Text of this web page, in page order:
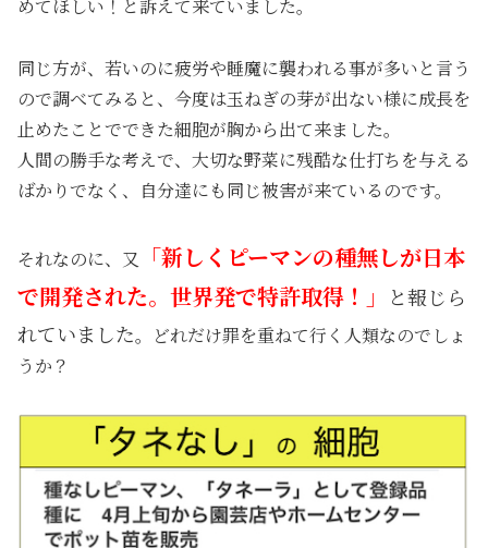
めてほしい！と訴えて来ていました。
同じ方が、若いのに疲労や睡魔に襲われる事が多いと言う
ので調べてみると、今度は玉ねぎの芽が出ない様に成長を
止めたことでできた細胞が胸から出て来ました。
人間の勝手な考えで、大切な野菜に残酷な仕打ちを与える
ばかりでなく、自分達にも同じ被害が来ているのです。
それなのに、又
「新しくピーマンの種無しが日本
で開発された。世界発で特許取得！」
と報じら
れていました。どれだけ罪を重ねて行く人類なのでしょ
うか？